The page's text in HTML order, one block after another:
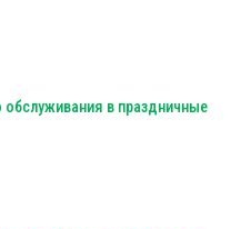
в праздничные